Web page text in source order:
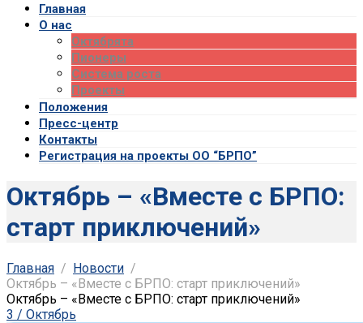
Главная
О нас
Октябрята
Пионеры
Система роста
Проекты
Положения
Пресс-центр
Контакты
Регистрация на проекты ОО “БРПО”
Октябрь – «Вместе с БРПО:
старт приключений»
Главная
Новости
Октябрь – «Вместе с БРПО: старт приключений»
Октябрь – «Вместе с БРПО: старт приключений»
3 / Октябрь